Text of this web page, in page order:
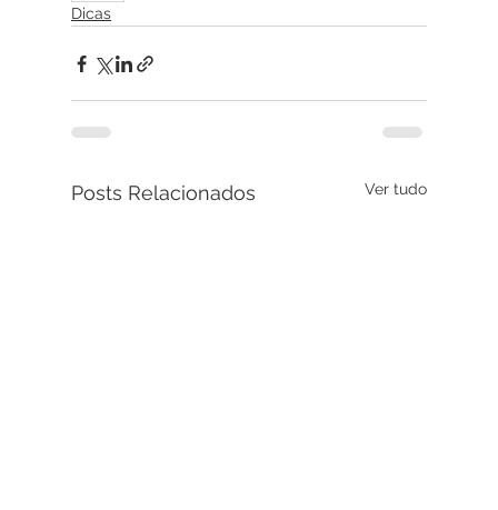
Dicas
Posts Relacionados Ver tudo